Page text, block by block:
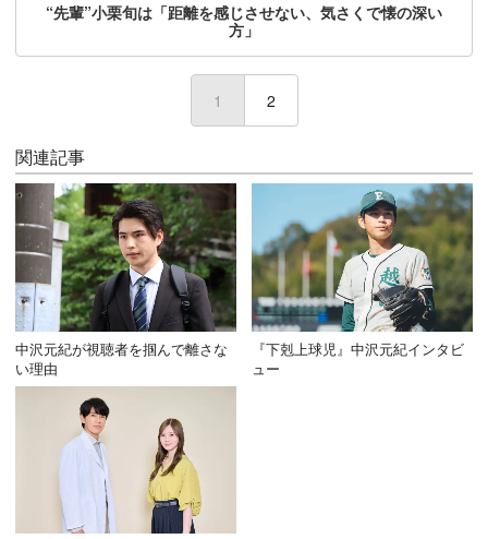
“先輩”小栗旬は「距離を感じさせない、気さくで懐の深い
方」
1 (current)
2
関連記事
中沢元紀が視聴者を掴んで離さな
い理由
『下剋上球児』中沢元紀インタビ
ュー